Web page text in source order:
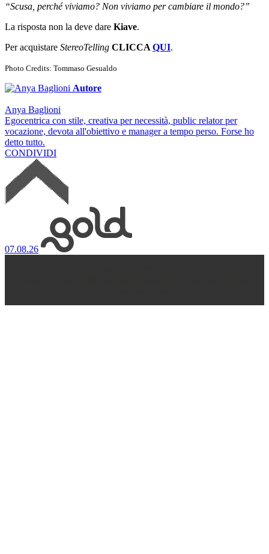
“Scusa, perché viviamo? Non viviamo per cambiare il mondo?”
La risposta non la deve dare Kiave.
Per acquistare StereoTelling CLICCA QUI.
Photo Credits: Tommaso Gesualdo
Autore
Anya Baglioni
Egocentrica con stile, creativa per necessità, public relator per
vocazione, devota all'obiettivo e manager a tempo perso. Forse ho
detto tutto.
CONDIVIDI
07.08.26